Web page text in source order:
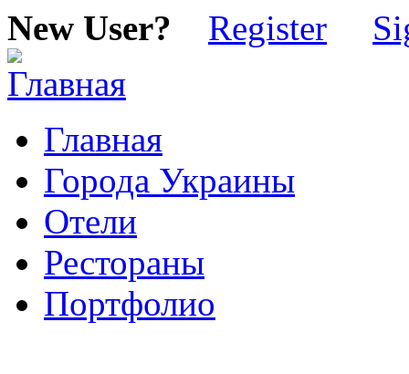
New User? Register
Главная
Города Украины
Отели
Рестораны
Портфолио